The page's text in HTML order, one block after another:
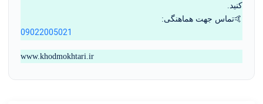
کنید.
🤙تماس جهت هماهنگی:
09022005021
www.khodmokhtari.ir